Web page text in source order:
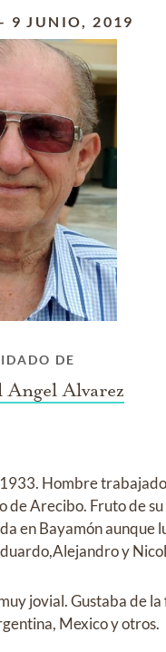
9 JUNIO, 2019
DE
Alvarez
Hombre
de Arecibo. Fruto de
en Bayamón aunque
y
jovial. Gustaba de
Mexico y otros.